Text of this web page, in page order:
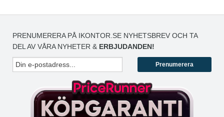
PRENUMERERA PÅ IKONTOR.SE NYHETSBREV OCH TA
DEL AV VÅRA NYHETER & ERBJUDANDEN!
Prenumerera